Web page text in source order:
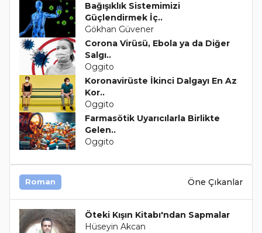
Bağışıklık Sistemimizi
Güçlendirmek İç..
Gökhan Güvener
Corona Virüsü, Ebola ya da Diğer
Salgı..
Oggito
Koronavirüste İkinci Dalgayı En Az
Kor..
Oggito
Farmasötik Uyarıcılarla Birlikte
Gelen..
Oggito
Roman Öne Çıkanlar
Öteki Kışın Kitabı'ndan Sapmalar
Hüseyin Akcan